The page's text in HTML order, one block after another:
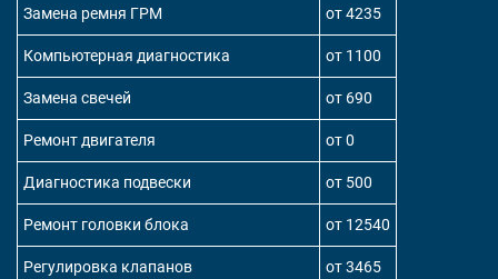
Замена ремня ГРМ
от 4235
Компьютерная диагностика от 1100
Замена свечей от 690
Ремонт двигателя от 0
Диагностика подвески от 500
Ремонт головки блока от 12540
Регулировка клапанов от 3465